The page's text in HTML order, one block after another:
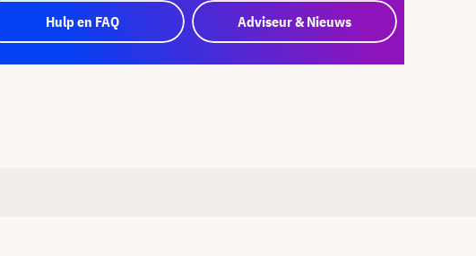
Hulp en FAQ Adviseur & Nieuws